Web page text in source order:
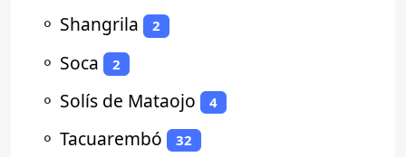
⚬ Shangrila 2
⚬ Soca 2
⚬ Solís de Mataojo 4
⚬ Tacuarembó 32